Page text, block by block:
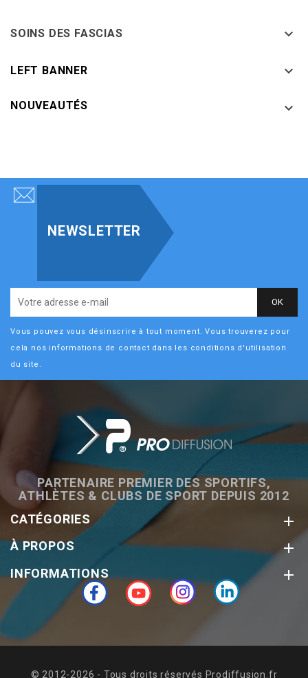
SOINS DES FASCIAS 
LEFT BANNER 
NOUVEAUTÉS 
NEWSLETTER
Vous pouvez vous désinscrire à tout moment. Vous trouverez pour
cela nos informations de contact dans les conditions d'utilisation
du site.
PARTENAIRE PREMIER DES SPORTIFS,
ATHLÈTES & CLUBS DE SPORT DEPUIS 2012
Facebook YouTube InstagramLinkedIn
CATÉGORIES 
À PROPOS 
INFORMATIONS 
© 2012-2026 - Tous droits réservés Prodiffusion.fr